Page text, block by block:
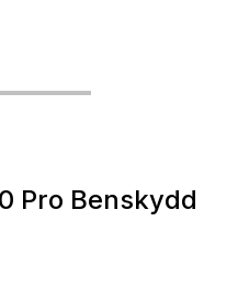
Pro Benskydd